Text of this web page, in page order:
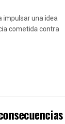
impulsar una idea
cometida contra